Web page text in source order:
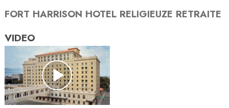
FORT HARRISON HOTEL RELIGIEUZE RETRAITE
VIDEO